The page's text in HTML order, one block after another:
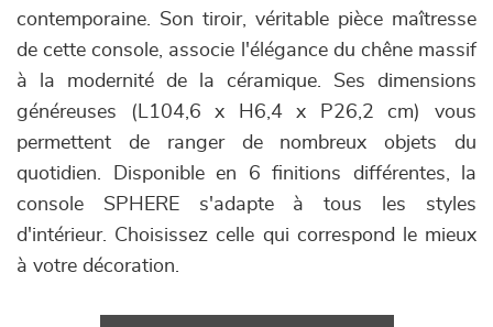
contemporaine. Son tiroir, véritable pièce maîtresse
de cette console, associe l'élégance du chêne massif
à la modernité de la céramique. Ses dimensions
généreuses (L104,6 x H6,4 x P26,2 cm) vous
permettent de ranger de nombreux objets du
quotidien. Disponible en 6 finitions différentes, la
console SPHERE s'adapte à tous les styles
d'intérieur. Choisissez celle qui correspond le mieux
à votre décoration.